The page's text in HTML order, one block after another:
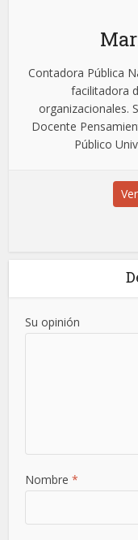
Contadora Pública
facilitadora
organizacionales.
Docente
Público
Su opinión
Nombre*